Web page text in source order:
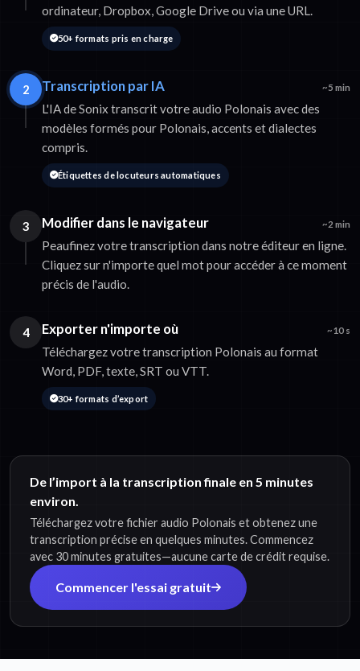
ordinateur, Dropbox, Google Drive ou via une URL.
50+ formats pris en charge
2 Transcription par IA ~5 min
L'IA de Sonix transcrit votre audio Polonais avec des
modèles formés pour Polonais, accents et dialectes
compris.
Étiquettes de locuteurs automatiques
3 Modifier dans le navigateur ~2 min
Peaufinez votre transcription dans notre éditeur en ligne.
Cliquez sur n'importe quel mot pour accéder à ce moment
précis de l'audio.
4 Exporter n'importe où ~10 s
Téléchargez votre transcription Polonais au format
Word, PDF, texte, SRT ou VTT.
30+ formats d’export
De l’import à la transcription finale en 5 minutes
environ.
Téléchargez votre fichier audio Polonais et obtenez une
transcription précise en quelques minutes. Commencez
avec 30 minutes gratuites—aucune carte de crédit requise.
Commencer l'essai gratuit